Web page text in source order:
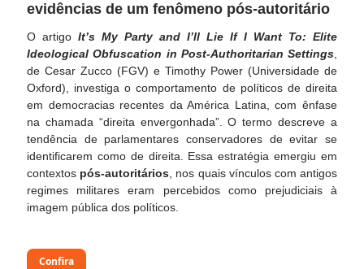
evidências de um fenômeno pós-autoritário
O artigo It’s My Party and I’ll Lie If I Want To: Elite
Ideological Obfuscation in Post-Authoritarian Settings
de Cesar Zucco (FGV) e Timothy Power (Universidade de
Oxford), investiga o comportamento de políticos de direita
em democracias recentes da América Latina, com ênfase
na chamada “direita envergonhada”.O termo descreve a
tendência de parlamentares conservadores de evitar se
identificarem como de direita. Essa estratégia emergiu em
contextos pós-autoritários , nos quais vínculos com antigos
regimes militares eram percebidos como prejudiciais à
imagem pública dos políticos.
Confira